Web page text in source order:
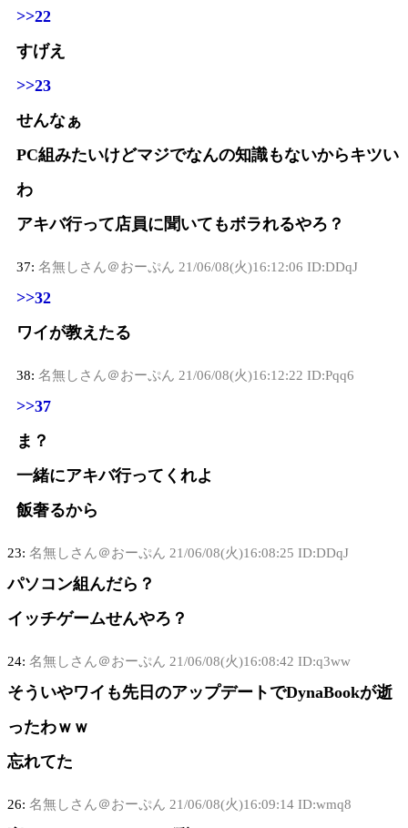
>>22
すげえ
>>23
せんなぁ
PC組みたいけどマジでなんの知識もないからキツい
わ
アキバ行って店員に聞いてもボラれるやろ？
37: 名無しさん＠おーぷん 21/06/08(火)16:12:06 ID:DDqJ
>>32
ワイが教えたる
38: 名無しさん＠おーぷん 21/06/08(火)16:12:22 ID:Pqq6
>>37
ま？
一緒にアキバ行ってくれよ
飯奢るから
23: 名無しさん＠おーぷん 21/06/08(火)16:08:25 ID:DDqJ
パソコン組んだら？
イッチゲームせんやろ？
24: 名無しさん＠おーぷん 21/06/08(火)16:08:42 ID:q3ww
そういやワイも先日のアップデートでDynaBookが逝
ったわｗｗ
忘れてた
26: 名無しさん＠おーぷん 21/06/08(火)16:09:14 ID:wmq8